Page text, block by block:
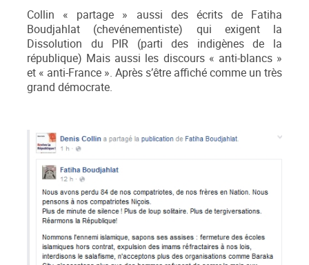
Collin « partage » aussi des écrits de Fatiha
Boudjahlat (chevénementiste) qui exigent la
Dissolution du PIR (parti des indigènes de la
république) Mais aussi les discours « anti-blancs »
et « anti-France ». Après s’être affiché comme un très
grand démocrate.